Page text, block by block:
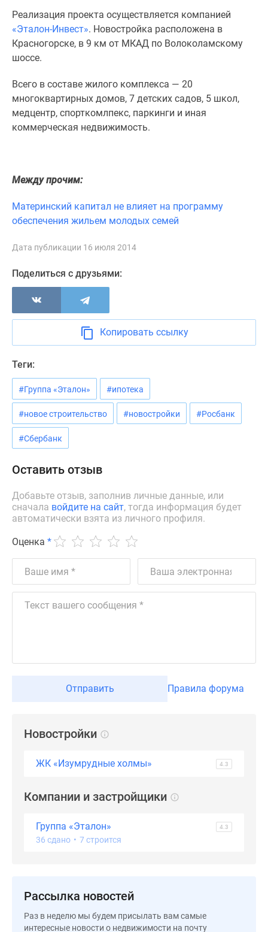
Семейная
ипотека
Военная
ипотека
Банки
Медиа
эксперта
рынка
Покупателю
новостроек
проекте
сайте
Дзен
Машино-
места
Апартаменты
#траншевая
#рассрочка
ИТ-
ипотека
Квартиры
скидками
41%
застройщиком
Москве
реновации
Москве
премиум-
Рассрочка
Траншевая
ипотека
Реализация проекта осуществляется компанией
«Эталон-Инвест». Новостройка расположена в
Красногорске, в 9 км от МКАД по Волоколамскому
шоссе.
Всего в составе жилого комплекса — 20
многоквартирных домов, 7 детских садов, 5 школ,
медцентр, спорткомлпекс, паркинги и иная
коммерческая недвижимость.
Между прочим:
Материнский капитал не влияет на программу
обеспечения жильем молодых семей
Дата публикации 16 июля 2014
Поделиться с друзьями:
Копировать ссылку
Теги:
#Группа «Эталон» #ипотека
#новое строительство #новостройки #Росбанк
#Сбербанк
Оставить отзыв
Добавьте отзыв, заполнив личные данные, или
сначала войдите на сайт, тогда информация будет
автоматически взята из личного профиля.
Оценка *
Отправить Правила форума
Новостройки
ЖК «Изумрудные холмы» 4.3
Компании и застройщики
Группа «Эталон» 4.3
36 сдано • 7 строится
Рассылка новостей
Раз в неделю мы будем присылать вам самые
интересные новости о недвижимости на почту